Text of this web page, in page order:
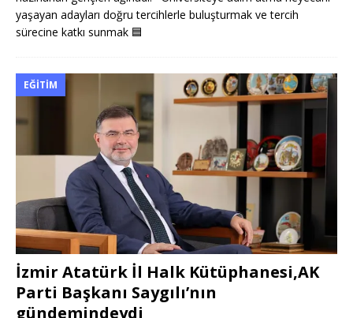
yaşayan adayları doğru tercihlerle buluşturmak ve tercih
sürecine katkı sunmak 🟦
EĞITIM
İzmir Atatürk İl Halk Kütüphanesi,AK
Parti Başkanı Saygılı’nın
gündemindeydi